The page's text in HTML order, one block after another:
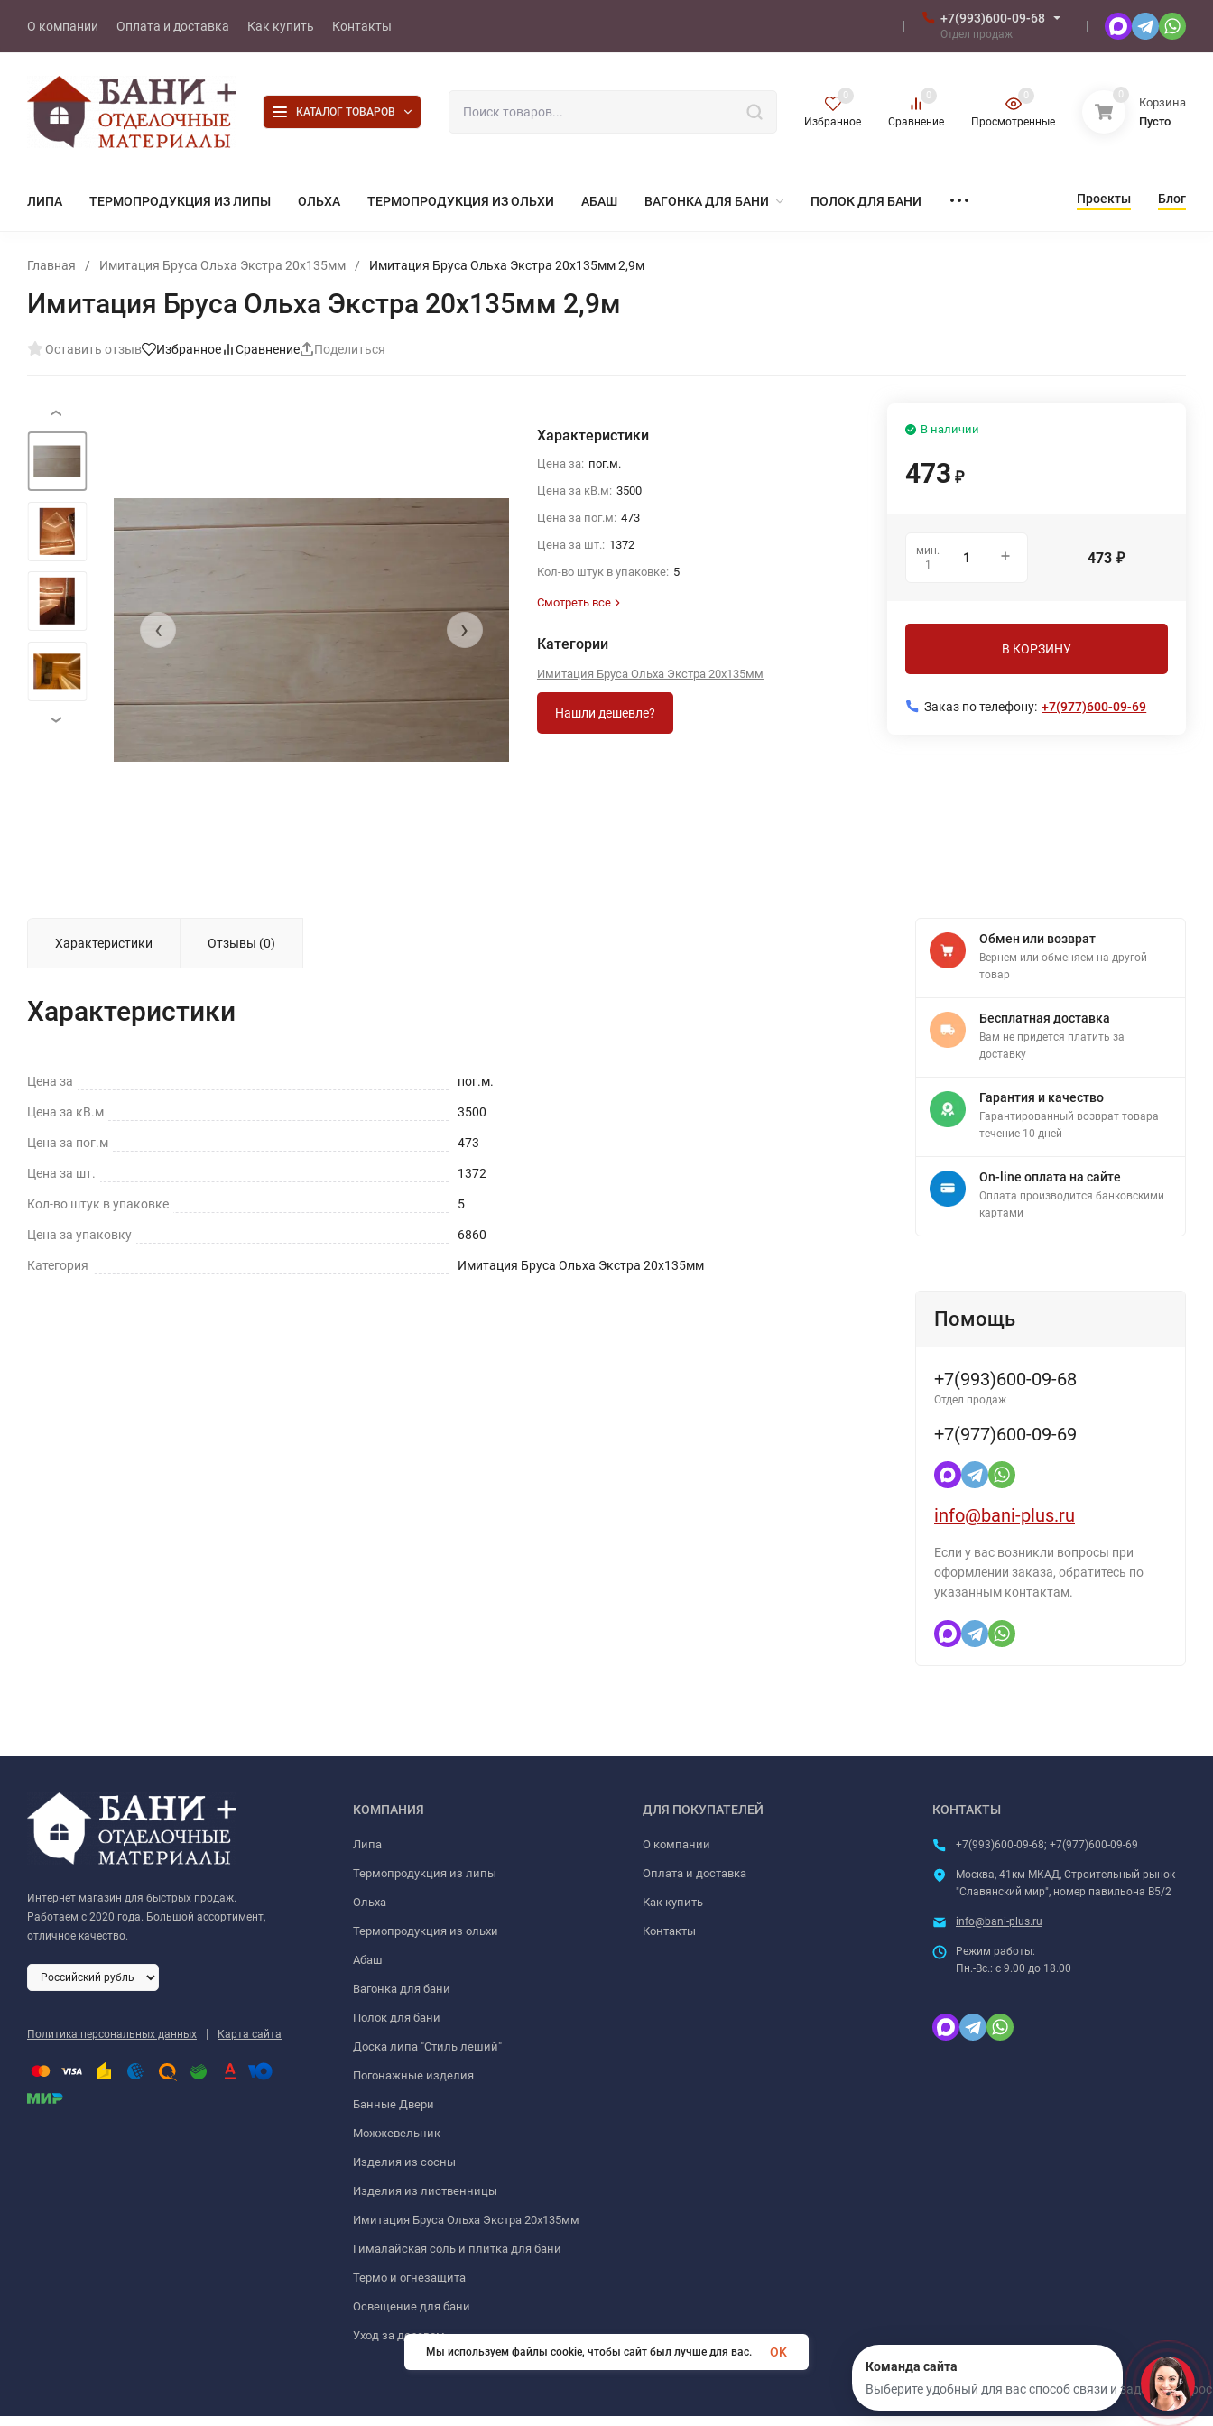
О компании Оплата и доставка Как купить Контакты
+7(993)600-09-68
Отдел продаж
КАТАЛОГ ТОВАРОВ
Избранное
0
Сравнение
0
Просмотренные
0 0
Корзина
Пусто
ЛИПА ТЕРМОПРОДУКЦИЯ ИЗ ЛИПЫ ОЛЬХА ТЕРМОПРОДУКЦИЯ ИЗ ОЛЬХИ АБАШ ВАГОНКА ДЛЯ БАНИ ПОЛОК ДЛЯ БАНИ Проекты Блог
Главная / Имитация Бруса Ольха Экстра 20х135мм / Имитация Бруса Ольха Экстра 20х135мм 2,9м
Имитация Бруса Ольха Экстра 20х135мм 2,9м
Оставить отзыв Избранное Сравнение Поделиться
‹ ›
‹
›
Характеристики
Цена за: пог.м.
Цена за кВ.м: 3500
Цена за пог.м: 473
Цена за шт.: 1372
Кол-во штук в упаковке: 5
Смотреть все
Категории
Имитация Бруса Ольха Экстра 20х135мм
В наличии
473 ₽
мин.
1
473 ₽
В КОРЗИНУ
Заказ по телефону: +7(977)600-09-69
Характеристики Отзывы (0)
Характеристики
Цена за пог.м.
Цена за кВ.м 3500
Цена за пог.м 473
Цена за шт. 1372
Кол-во штук в упаковке 5
Цена за упаковку 6860
Категория Имитация Бруса Ольха Экстра 20х135мм
Обмен или возврат
Вернем или обменяем на другой
товар
Бесплатная доставка
Вам не придется платить за
доставку
Гарантия и качество
Гарантированный возврат товара
течение 10 дней
On-line оплата на сайте
Оплата производится банковскими
картами
Помощь
+7(993)600-09-68
Отдел продаж
+7(977)600-09-69
info@bani-plus.ru
Если у вас возникли вопросы при
оформлении заказа, обратитесь по
указанным контактам.
Интернет магазин для быстрых продаж.
Работаем с 2020 года. Большой ассортимент,
отличное качество.
Политика персональных данных | Карта сайта
КОМПАНИЯ
Липа
Термопродукция из липы
Ольха
Термопродукция из ольхи
Абаш
Вагонка для бани
Полок для бани
Доска липа "Стиль леший"
Погонажные изделия
Банные Двери
Можжевельник
Изделия из сосны
Изделия из лиственницы
Имитация Бруса Ольха Экстра 20х135мм
Гималайская соль и плитка для бани
Термо и огнезащита
Освещение для бани
Уход за деревом
ДЛЯ ПОКУПАТЕЛЕЙ
О компании
Оплата и доставка
Как купить
Контакты
КОНТАКТЫ
+7(993)600-09-68; +7(977)600-09-69
Москва, 41км МКАД, Строительный рынок
"Славянский мир", номер павильона В5/2
info@bani-plus.ru
Режим работы:
Пн.-Вс.: с 9.00 до 18.00
Мы используем файлы cookie, чтобы сайт был лучше для вас.
OK
Команда сайта
Выберите удобный для вас способ связи и задайте вопрос